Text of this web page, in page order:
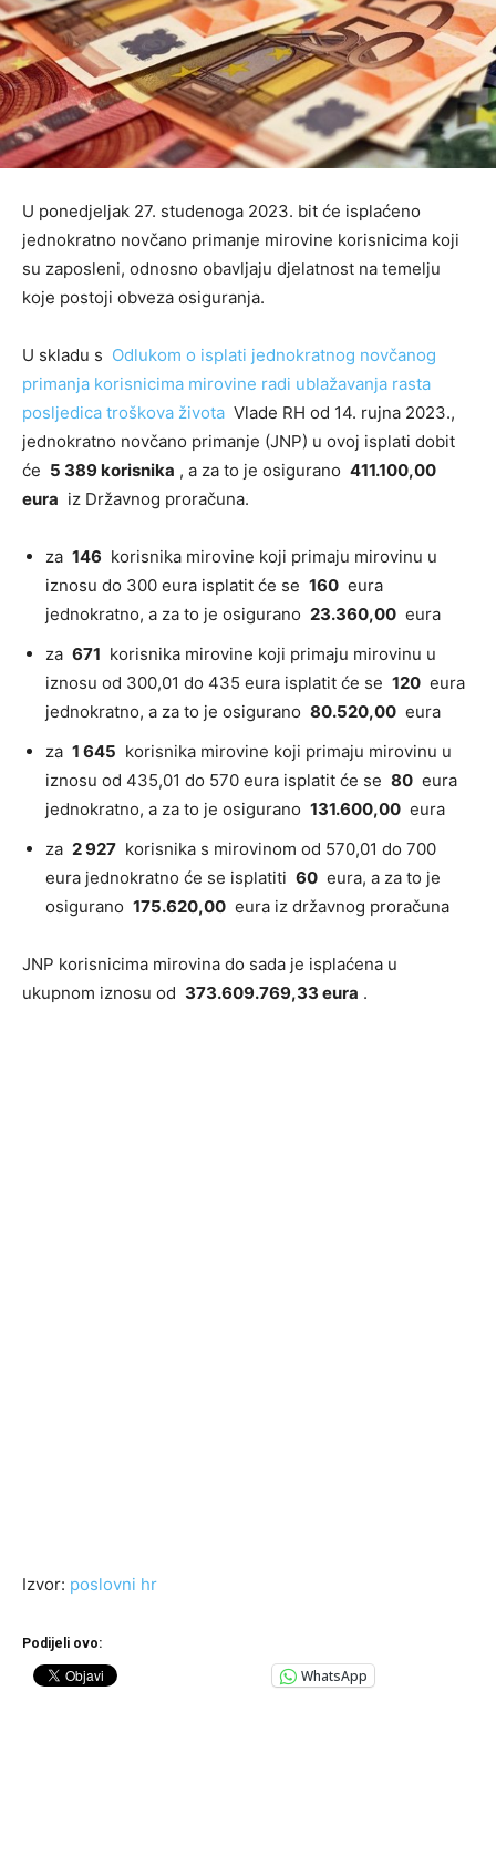
U ponedjeljak 27. studenoga 2023. bit će isplaćeno
jednokratno novčano primanje mirovine korisnicima koji
su zaposleni, odnosno obavljaju djelatnost na temelju
koje postoji obveza osiguranja.
U skladu s Odlukom o isplati jednokratnog novčanog
primanja korisnicima mirovine radi ublažavanja rasta
posljedica troškova života Vlade RH od 14. rujna 2023.,
jednokratno novčano primanje (JNP) u ovoj isplati dobit
će 5 389 korisnika , a za to je osigurano 411.100,00
eura iz Državnog proračuna.
za 146 korisnika mirovine koji primaju mirovinu u
iznosu do 300 eura isplatit će se 160 eura
jednokratno, a za to je osigurano 23.360,00 eura
za 671 korisnika mirovine koji primaju mirovinu u
iznosu od 300,01 do 435 eura isplatit će se 120 eura
jednokratno, a za to je osigurano 80.520,00 eura
za 1 645 korisnika mirovine koji primaju mirovinu u
iznosu od 435,01 do 570 eura isplatit će se 80 eura
jednokratno, a za to je osigurano 131.600,00 eura
za 2 927 korisnika s mirovinom od 570,01 do 700
eura jednokratno će se isplatiti 60 eura, a za to je
osigurano 175.620,00 eura iz državnog proračuna
JNP korisnicima mirovina do sada je isplaćena u
ukupnom iznosu od 373.609.769,33 eura .
Izvor: poslovni hr
Podijeli ovo:
WhatsApp